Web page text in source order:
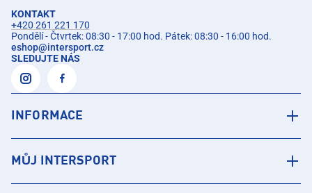
KONTAKT
+420 261 221 170
Pondělí - Čtvrtek: 08:30 - 17:00 hod. Pátek: 08:30 - 16:00 hod.
eshop@intersport.cz
SLEDUJTE NÁS
INFORMACE
MŮJ INTERSPORT